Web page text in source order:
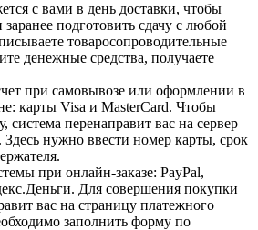
с вами в день доставки, чтобы
подготовить сдачу с любой
товаросопроводительные
денежные средства, получаете
при самовывозе или оформлении в
карты Visa и MasterCard. Чтобы
система перенаправит вас на сервер
нужно ввести номер карты, срок
при онлайн-заказе: PayPal,
Для совершения покупки
вас на страницу платежного
заполнить форму по